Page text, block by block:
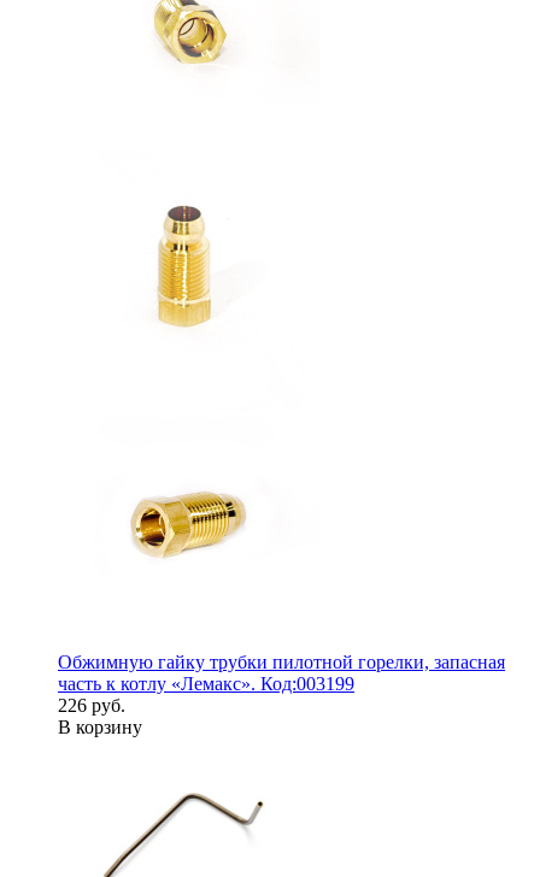
Обжимную гайку трубки пилотной горелки, запасная
часть к котлу «Лемакс». Код:003199
226 руб.
В корзину